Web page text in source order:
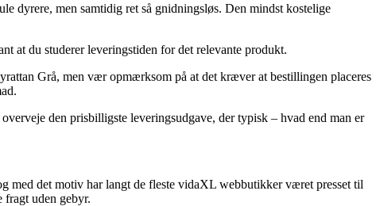
dyrere, men samtidig ret så gnidningsløs. Den mindst kostelige
at du studerer leveringstiden for det relevante produkt.
Grå, men vær opmærksom på at det kræver at bestillingen placeres
den prisbilligste leveringsudgave, der typisk – hvad end man er
med det motiv har langt de fleste vidaXL webbutikker været presset til
fragt uden gebyr.